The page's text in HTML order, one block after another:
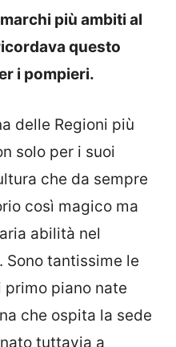
più ambiti al
questo
i pompieri.
delle Regioni più
solo per i suoi
che da sempre
così magico ma
abilità nel
Sono tantissime le
piano nate
che ospita la sede
nato tuttavia a